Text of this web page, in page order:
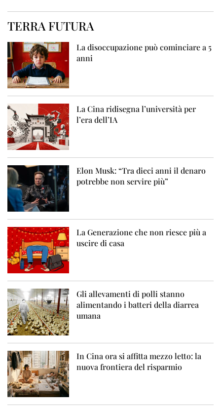
TERRA FUTURA
La disoccupazione può cominciare a 5
anni
La Cina ridisegna l’università per
l’era dell’IA
Elon Musk: “Tra dieci anni il denaro
potrebbe non servire più”
La Generazione che non riesce più a
uscire di casa
Gli allevamenti di polli stanno
alimentando i batteri della diarrea
umana
In Cina ora si affitta mezzo letto: la
nuova frontiera del risparmio